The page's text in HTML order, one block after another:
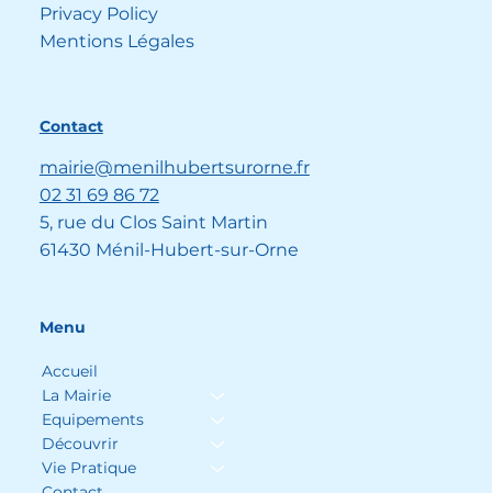
Privacy Policy
Mentions Légales
Contact
mairie@menilhubertsurorne.fr
02 31 69 86 72
5, rue du Clos Saint Martin
61430 Ménil-Hubert-sur-Orne
Menu
Accueil
La Mairie
Equipements
Découvrir
Vie Pratique